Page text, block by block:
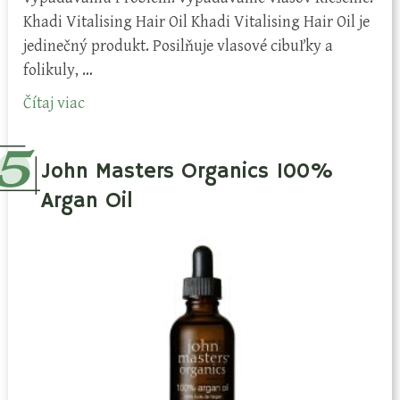
Khadi Vitalising Hair Oil Khadi Vitalising Hair Oil je
jedinečný produkt. Posilňuje vlasové cibuľky a
folikuly, …
Čítaj viac
John Masters Organics 100%
Argan Oil